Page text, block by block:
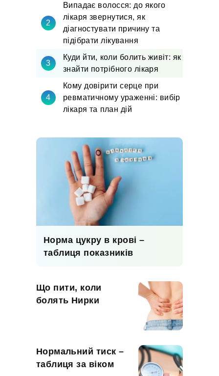
Випадає волосся: до якого
лікаря звернутися, як
діагностувати причину та
підібрати лікування
Куди йти, коли болить живіт: як
знайти потрібного лікаря
Кому довірити серце при
ревматичному ураженні: вибір
лікаря та план дій
Норма цукру в крові –
таблиця показників
Що пити, коли
болять Нирки
Нормальний тиск –
таблиця за віком